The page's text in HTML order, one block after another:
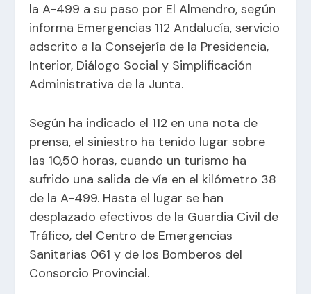
la A-499 a su paso por El Almendro, según
informa Emergencias 112 Andalucía, servicio
adscrito a la Consejería de la Presidencia,
Interior, Diálogo Social y Simplificación
Administrativa de la Junta.
Según ha indicado el 112 en una nota de
prensa, el siniestro ha tenido lugar sobre
las 10,50 horas, cuando un turismo ha
sufrido una salida de vía en el kilómetro 38
de la A-499. Hasta el lugar se han
desplazado efectivos de la Guardia Civil de
Tráfico, del Centro de Emergencias
Sanitarias 061 y de los Bomberos del
Consorcio Provincial.